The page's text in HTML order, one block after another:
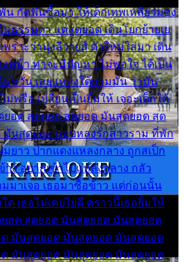
กัดฟันซื้อมา ให้เด็กเทพเหลียวมอง
ม่ธรรมดา แต่สุดยอด เดินโยกย้ายเย
ราะว่านุ่งลีวายส์ ตัวใหม่ใส่มา เดิน
หน้า ท่าจะมีปัญหา ไม่พอใจ ได้เป็น
ม่หวั่น เลยแหลงใต้ถามมัน ว่ามัน
พรื่อ เปลี่ยนเป็นยิ้มให้ เจอะเด็กใต้
ยอด สุดยอด สุดยอด มันสุดยอด สุด
มันสุดยอด แอบหลงรักสาวราม ที่พัก
มยาว ปากแดงแหลงกลาง ถูกสเป็ก
าง อยากเข้าไปแหลงกลาง กลัว
มาเจอ เธอมาซื้อข้าว แต่ก่อนนั้น
ด เธอไม่เคยไยดี คราวนี้เธอยิ้มให้
ยอด สุดยอด มันสุดยอด มันสุดยอด
มันสุดยอด มันสุดยอด มันสุดยอด
มันสุดยอด มันสุดยอด มันสุดยอด